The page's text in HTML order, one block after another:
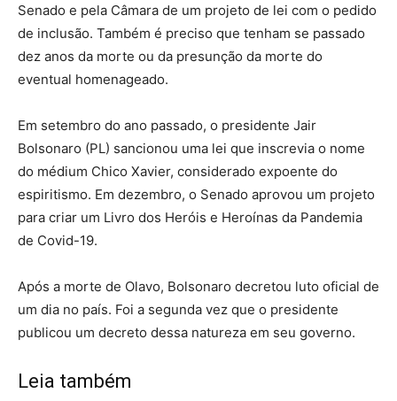
Senado e pela Câmara de um projeto de lei com o pedido
de inclusão. Também é preciso que tenham se passado
dez anos da morte ou da presunção da morte do
eventual homenageado.
Em setembro do ano passado, o presidente Jair
Bolsonaro (PL) sancionou uma lei que inscrevia o nome
do médium Chico Xavier, considerado expoente do
espiritismo. Em dezembro, o Senado aprovou um projeto
para criar um Livro dos Heróis e Heroínas da Pandemia
de Covid-19.
Após a morte de Olavo, Bolsonaro decretou luto oficial de
um dia no país. Foi a segunda vez que o presidente
publicou um decreto dessa natureza em seu governo.
Leia também